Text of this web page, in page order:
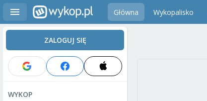
Główna Wykopalisko
ZALOGUJ SIĘ
WYKOP